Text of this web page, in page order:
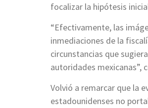
focalizar la hipótesis
“Efectivamente, las
inmediaciones de la
circunstancias que
autoridades mexicanas”,
Volvió a remarcar que la
estadounidenses no